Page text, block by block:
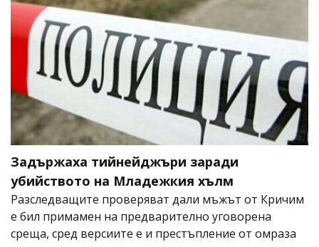
Задържаха тийнейджъри заради
убийството на Младежкия хълм
Разследващите проверяват дали мъжът от Кричим
е бил примамен на предварително уговорена
среща, сред версиите е и престъпление от омраза